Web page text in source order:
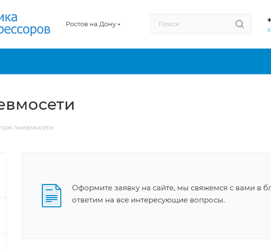
Ростов на Дону
пневмосети
Оформите заявку на сайте, мы свяжемся с вами в
ответим на все интересующие вопросы.